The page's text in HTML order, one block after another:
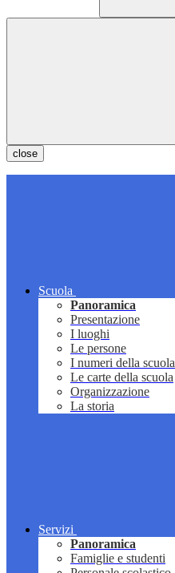
close
Scuola
Panoramica
Presentazione
I luoghi
Le persone
I numeri della scuola
Le carte della scuola
Organizzazione
La storia
Servizi
Panoramica
Famiglie e studenti